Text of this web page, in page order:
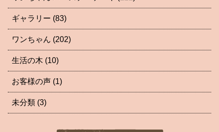
ギャラリー (83)
ワンちゃん (202)
生活の木 (10)
お客様の声 (1)
未分類 (3)